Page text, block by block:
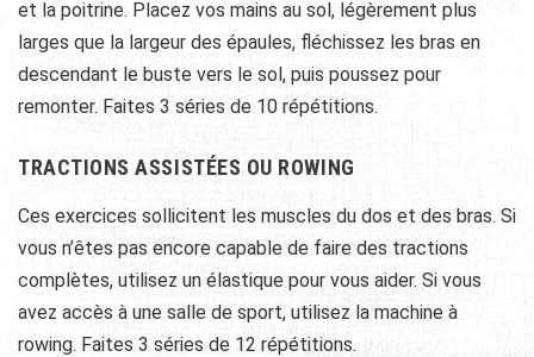
et la poitrine. Placez vos mains au sol, légèrement plus
larges que la largeur des épaules, fléchissez les bras en
descendant le buste vers le sol, puis poussez pour
remonter. Faites 3 séries de 10 répétitions.
TRACTIONS ASSISTÉES OU ROWING
Ces exercices sollicitent les muscles du dos et des bras. Si
vous n’êtes pas encore capable de faire des tractions
complètes, utilisez un élastique pour vous aider. Si vous
avez accès à une salle de sport, utilisez la machine à
rowing. Faites 3 séries de 12 répétitions.